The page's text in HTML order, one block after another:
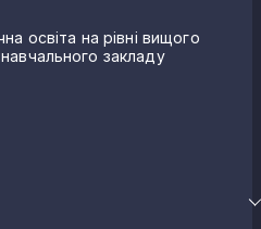
освіта на рівні вищого
закладу